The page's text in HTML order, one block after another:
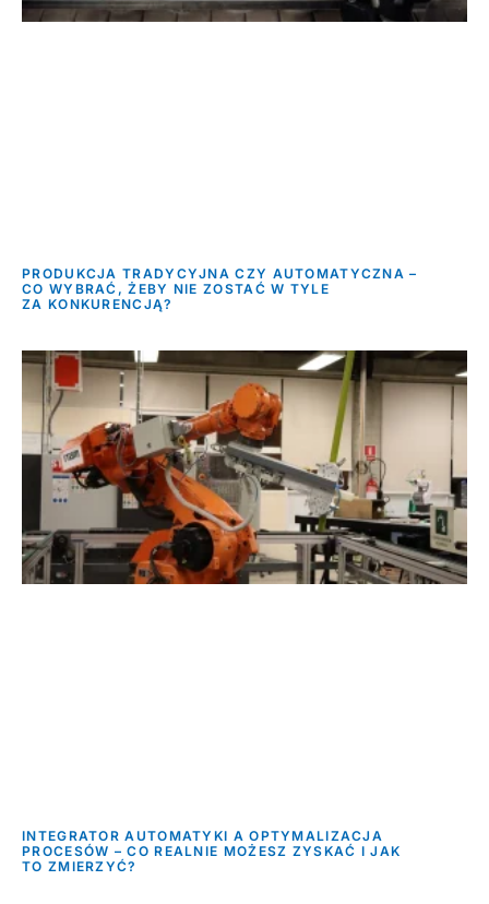
PRODUKCJA TRADYCYJNA CZY AUTOMATYCZNA –
CO WYBRAĆ, ŻEBY NIE ZOSTAĆ W TYLE
ZA KONKURENCJĄ?
INTEGRATOR AUTOMATYKI A OPTYMALIZACJA
PROCESÓW – CO REALNIE MOŻESZ ZYSKAĆ I JAK
TO ZMIERZYĆ?